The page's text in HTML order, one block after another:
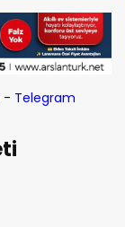
- Telegram